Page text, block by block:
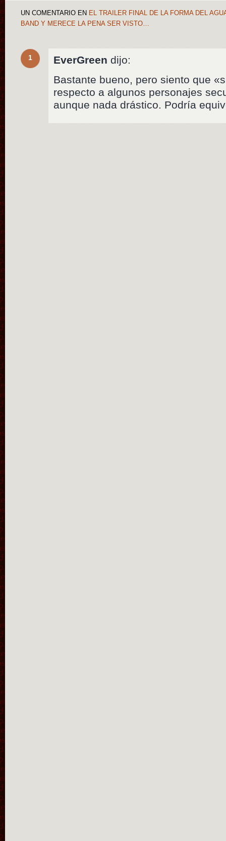
UN COMENTARIO EN EL TRAILER FINAL DE LA FORMA DEL
BAND Y MERECE LA PENA SER VISTO…
1 EverGreen dijo:
Bastante bueno, pero siento que
respecto a algunos personajes
aunque nada drástico. Podría